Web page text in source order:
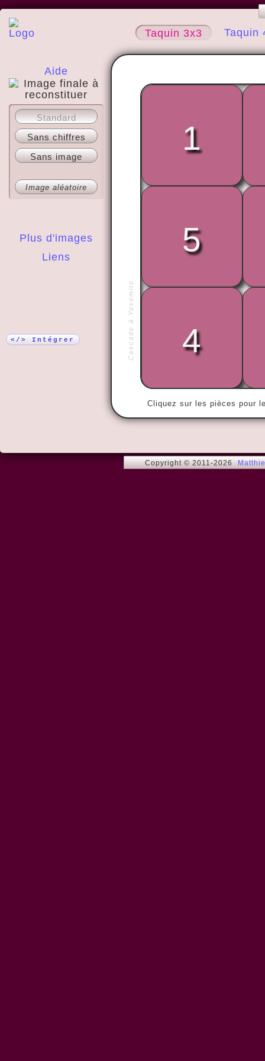
Taquin 3x3 Taquin
Aide
A propos
Plus d'images
Liens
Standard
Sans chiffres
Sans image
Image aléatoire
</> Intégrer Cascade à Yosemite
Cliquez sur les pièces pour
1
5
4
Copyright © 2011-2026